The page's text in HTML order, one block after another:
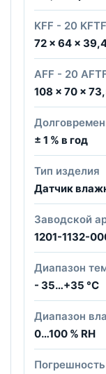
KFF - 20
72 x 64 x
AFF - 20
108 x 70 x
± 1 % в год
Тип изделия
Датчик
Заводской
1201-1132-
Диапазон
- 35…+35 °C
Диапазон
0…100 % RH